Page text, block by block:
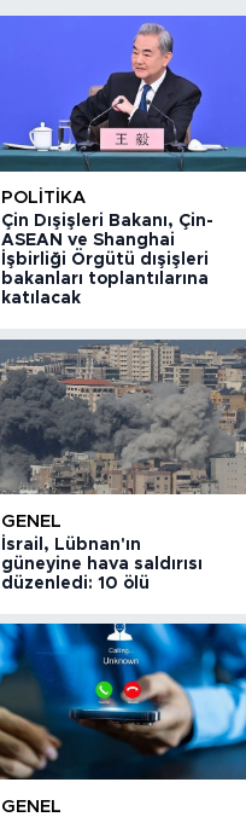
POLITIKA
Çin Dışişleri Bakanı, Çin-
ASEAN ve Shanghai
İşbirliği Örgütü dışişleri
bakanları toplantılarına
katılacak
GENEL
İsrail, Lübnan'ın
güneyine hava saldırısı
düzenledi: 10 ölü
GENEL